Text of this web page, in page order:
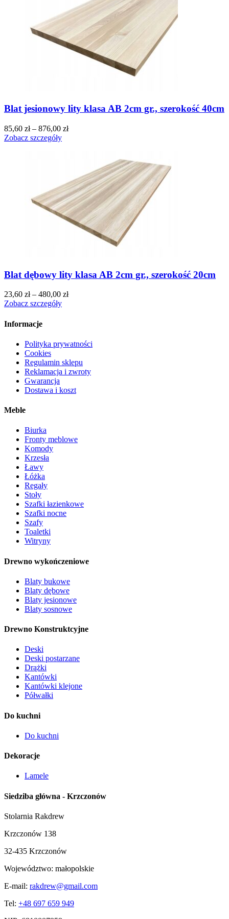
Blat jesionowy lity klasa AB 2cm gr., szerokość 40cm
85,60 zł– 876,00 zł
Zobacz szczegóły
Blat dębowy lity klasa AB 2cm gr., szerokość 20cm
23,60 zł– 480,00 zł
Zobacz szczegóły
Informacje
Polityka prywatności
Cookies
Regulamin sklepu
Reklamacja i zwroty
Gwarancja
Dostawa i koszt
Meble
Biurka
Fronty meblowe
Komody
Krzesła
Ławy
Łóżka
Regały
Stoły
Szafki łazienkowe
Szafki nocne
Szafy
Toaletki
Witryny
Drewno wykończeniowe
Blaty bukowe
Blaty dębowe
Blaty jesionowe
Blaty sosnowe
Drewno Konstruktcyjne
Deski
Deski postarzane
Drążki
Kantówki
Kantówki klejone
Półwałki
Do kuchni
Do kuchni
Dekoracje
Lamele
Siedziba główna - Krzczonów
Stolarnia Rakdrew
Krzczonów 138
32-435 Krzczonów
Województwo: małopolskie
E-mail: rakdrew@gmail.com
Tel: +48 697 659 949